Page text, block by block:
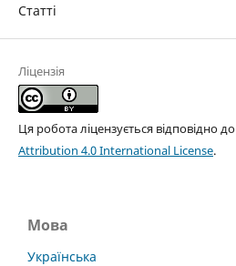
Статті
Ліцензія
Ця робота ліцензується відповідно до
Attribution 4.0 International License.
Мова
Українська